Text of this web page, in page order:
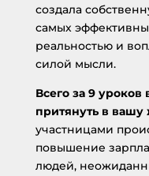
создала
самых
реальностью и
силой мысли.
Всего за 9 уроков
притянуть в вашу
участницами
повышение
людей,